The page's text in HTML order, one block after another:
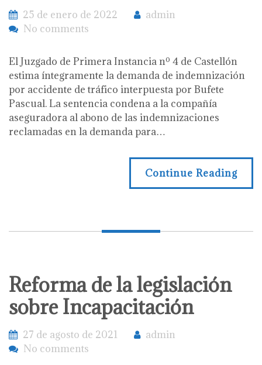
25 de enero de 2022
admin
No comments
El Juzgado de Primera Instancia nº 4 de Castellón
estima íntegramente la demanda de indemnización
por accidente de tráfico interpuesta por Bufete
Pascual. La sentencia condena a la compañía
aseguradora al abono de las indemnizaciones
reclamadas en la demanda para…
Continue Reading
Reforma de la legislación
sobre Incapacitación
27 de agosto de 2021
admin
No comments